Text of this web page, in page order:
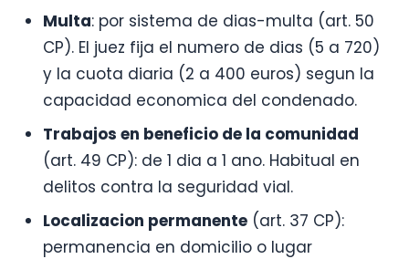
Multa: por sistema de dias-multa (art. 50
CP). El juez fija el numero de dias (5 a 720)
y la cuota diaria (2 a 400 euros) segun la
capacidad economica del condenado.
Trabajos en beneficio de la comunidad
(art. 49 CP): de 1 dia a 1 ano. Habitual en
delitos contra la seguridad vial.
Localizacion permanente (art. 37 CP):
permanencia en domicilio o lugar